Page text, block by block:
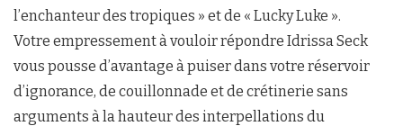
l’enchanteur des tropiques » et de « Lucky Luke ».
Votre empressement à vouloir répondre Idrissa Seck
vous pousse d’avantage à puiser dans votre réservoir
d’ignorance, de couillonnade et de crétinerie sans
arguments à la hauteur des interpellations du